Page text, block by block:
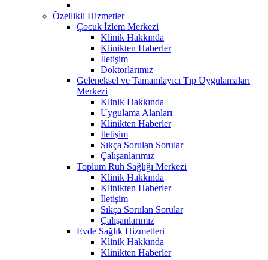
Özellikli Hizmetler
Çocuk İzlem Merkezi
Klinik Hakkında
Klinikten Haberler
İletişim
Doktorlarımız
Geleneksel ve Tamamlayıcı Tıp Uygulamaları
Merkezi
Klinik Hakkında
Uygulama Alanları
Klinikten Haberler
İletişim
Sıkça Sorulan Sorular
Çalışanlarımız
Toplum Ruh Sağlığı Merkezi
Klinik Hakkında
Klinikten Haberler
İletişim
Sıkça Sorulan Sorular
Çalışanlarımız
Evde Sağlık Hizmetleri
Klinik Hakkında
Klinikten Haberler